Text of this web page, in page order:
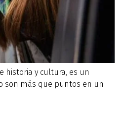
historia y cultura, es un
son más que puntos en un